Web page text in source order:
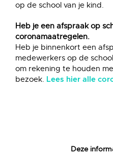
op de school van je kind.
Heb je een afspraak op
coronamaatregelen.
Heb je binnenkort een
medewerkers op de
om rekening te houden
bezoek. Lees hier alle
Deze